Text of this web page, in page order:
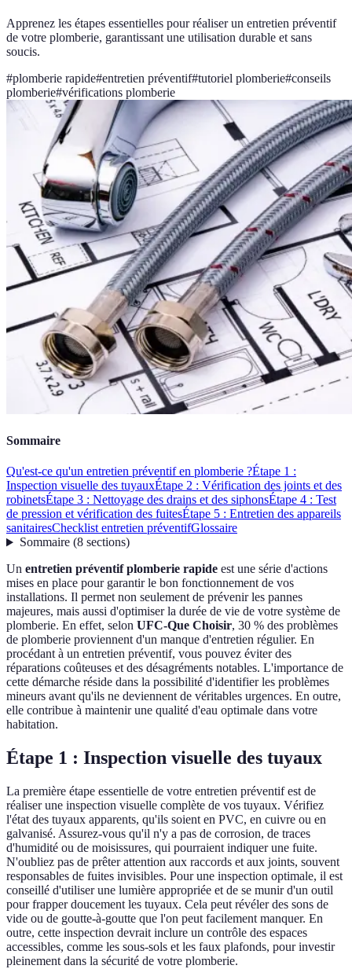
Apprenez les étapes essentielles pour réaliser un entretien préventif
de votre plomberie, garantissant une utilisation durable et sans
soucis.
#plomberie rapide#entretien préventif#tutoriel plomberie#conseils
plomberie#vérifications plomberie
Sommaire
Qu'est-ce qu'un entretien préventif en plomberie ?Étape 1 :
Inspection visuelle des tuyauxÉtape 2 : Vérification des joints et des
robinetsÉtape 3 : Nettoyage des drains et des siphonsÉtape 4 : Test
de pression et vérification des fuitesÉtape 5 : Entretien des appareils
sanitairesChecklist entretien préventifGlossaire
Sommaire(8 sections)
Un entretien préventif plomberie rapide est une série d'actions
mises en place pour garantir le bon fonctionnement de vos
installations. Il permet non seulement de prévenir les pannes
majeures, mais aussi d'optimiser la durée de vie de votre système de
plomberie. En effet, selon UFC-Que Choisir, 30 % des problèmes
de plomberie proviennent d'un manque d'entretien régulier. En
procédant à un entretien préventif, vous pouvez éviter des
réparations coûteuses et des désagréments notables. L'importance de
cette démarche réside dans la possibilité d'identifier les problèmes
mineurs avant qu'ils ne deviennent de véritables urgences. En outre,
elle contribue à maintenir une qualité d'eau optimale dans votre
habitation.
Étape 1 : Inspection visuelle des tuyaux
La première étape essentielle de votre entretien préventif est de
réaliser une inspection visuelle complète de vos tuyaux. Vérifiez
l'état des tuyaux apparents, qu'ils soient en PVC, en cuivre ou en
galvanisé. Assurez-vous qu'il n'y a pas de corrosion, de traces
d'humidité ou de moisissures, qui pourraient indiquer une fuite.
N'oubliez pas de prêter attention aux raccords et aux joints, souvent
responsables de fuites invisibles. Pour une inspection optimale, il est
conseillé d'utiliser une lumière appropriée et de se munir d'un outil
pour frapper doucement les tuyaux. Cela peut révéler des sons de
vide ou de goutte-à-goutte que l'on peut facilement manquer. En
outre, cette inspection devrait inclure un contrôle des espaces
accessibles, comme les sous-sols et les faux plafonds, pour investir
pleinement dans la sécurité de votre plomberie.